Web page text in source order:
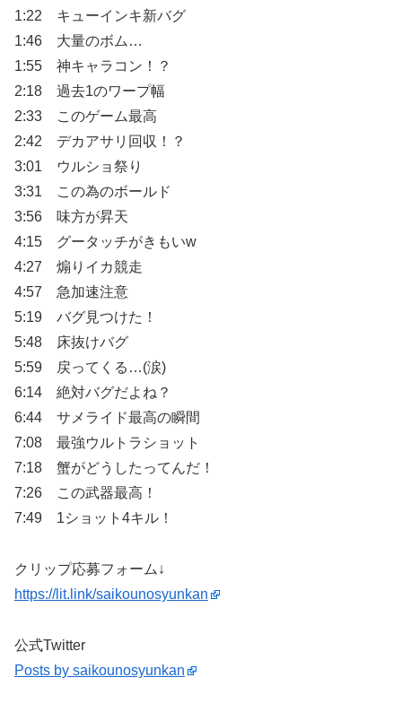
1:22 キューインキ新バグ
1:46 大量のボム…
1:55 神キャラコン！？
2:18 過去1のワープ幅
2:33 このゲーム最高
2:42 デカアサリ回収！？
3:01 ウルショ祭り
3:31 この為のボールド
3:56 味方が昇天
4:15 グータッチがきもいw
4:27 煽りイカ競走
4:57 急加速注意
5:19 バグ見つけた！
5:48 床抜けバグ
5:59 戻ってくる…(涙)
6:14 絶対バグだよね？
6:44 サメライド最高の瞬間
7:08 最強ウルトラショット
7:18 蟹がどうしたってんだ！
7:26 この武器最高！
7:49 1ショット4キル！
クリップ応募フォーム↓
https://lit.link/saikounosyunkan
公式Twitter
Posts by saikounosyunkan